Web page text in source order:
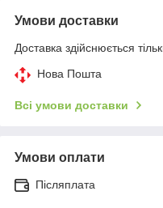
Умови доставки
Доставка здійснюється
Нова Пошта
Всі умови доставки
Умови оплати
Післяплата